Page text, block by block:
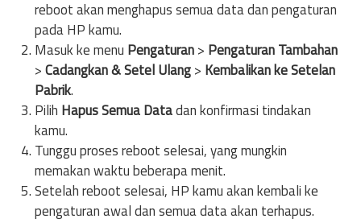
reboot akan menghapus semua data dan pengaturan
pada HP kamu.
Masuk ke menu Pengaturan> Pengaturan Tambahan
>Cadangkan & Setel Ulang> Kembalikan ke Setelan
Pabrik.
Pilih Hapus Semua Datadan konfirmasi tindakan
kamu.
Tunggu proses reboot selesai, yang mungkin
memakan waktu beberapa menit.
Setelah reboot selesai, HP kamu akan kembali ke
pengaturan awal dan semua data akan terhapus.